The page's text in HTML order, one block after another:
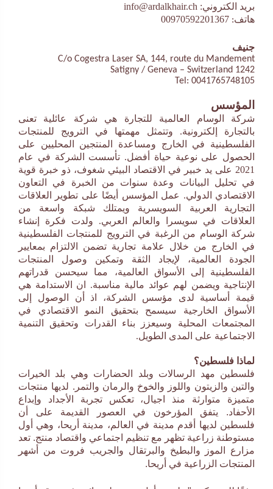
بريد الكتروني: info@ardalkhair.ch
هاتف: 00970592201367
جنيف
C/o Cogestra Laser SA, 144, route du Mandement
1242 Satigny / Geneva – Switzerland
Tel: 0041765748105
المؤسس
شركة الوسام العالمية للتجارة هي شركة عائلية تعنى
بالتجارة إلكترونية. وتتمثل مهمتها في الترويج للمنتجات
الفلسطينية في الخارج ومساعدة المنتجين المحليين على
الحصول على نوعية حياة أفضل. تأسست الشركة في عام
2021 على يد خبير في الاقتصاد البيئي شغوف، ذو خبرة قوية
في تحليل البيانات وعدة سنوات من الخبرة في التعاون
الاقتصادي الدولي. عمل المؤسس أيضًا على تطوير العلاقات
التجارية العربية السويسرية ويمتلك شبكة واسعة من
العلاقات في سويسرا والعالم العربي. ولدت فكرة إنشاء
شركة الوسام من الرغبة في الترويج للمنتجات الفلسطينية
في الخارج من خلال علامة تجارية تضمن الالتزام بمعايير
الجودة العالمية، لإيجاد الثقة وتمكين وصول المنتجات
الفلسطينية إلى الأسواق العالمية، مما سيحسن قدراتهم
الإنتاجية ويضمن لهم عوائد مالية مناسبة. ان الاستدامة هي
قيمة أساسية لدى مؤسس الشركة، اذ أن الوصول إلى
الأسواق الخارجية سيسمح بتحقيق النمو الاقتصادي في
المجتمعات المحلية وسيعزز بناء القدرات وتحقيق التنمية
الاجتماعية على المدى الطويل.
لماذا فلسطين؟
فلسطين مهد الرسالات وبلد الحضارات وهي بلد الخيرات
والتين والزيتون واللوز والخوخ والرمان والتمر. لديها منتجات
متميزة متوارثة منذ اجيال، تعكس تجربة الأجداد وإبداع
الأحفاد. يتفق المؤرخون في العصور القديمة على أن
فلسطين لديها أقدم مدينة في العالم، مدينة أريحا، وهي أول
مستوطنة زراعية تظهر مع تنظيم اجتماعي واقتصاد منتج. تعد
مزارع الموز والبطيخ والبرتقال والجريب فروت من أشهر
المنتجات الزراعية في أريحا.